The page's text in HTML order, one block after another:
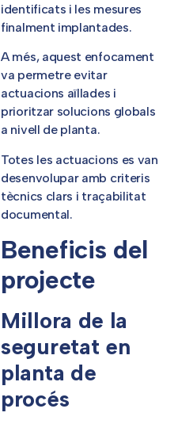
identificats i les mesures
finalment implantades.
A més, aquest enfocament
va permetre evitar
actuacions aïllades i
prioritzar solucions globals
a nivell de planta.
Totes les actuacions es van
desenvolupar amb criteris
tècnics clars i traçabilitat
documental.
Beneficis del
projecte
Millora de la
seguretat en
planta de
procés